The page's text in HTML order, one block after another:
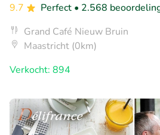
9.7
Perfect • 2.568
Grand Café Nieuw Bruin
Maastricht (0km)
Verkocht: 894